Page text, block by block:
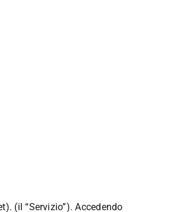
(il “Servizio”). Accedendo